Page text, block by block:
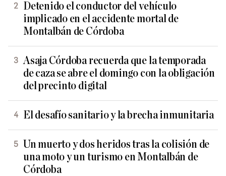
Detenido el conductor del vehículo
implicado en el accidente mortal de
Montalbán de Córdoba
Asaja Córdoba recuerda que la temporada
de caza se abre el domingo con la obligación
del precinto digital
El desafío sanitario y la brecha inmunitaria
Un muerto y dos heridos tras la colisión de
una moto y un turismo en Montalbán de
Córdoba